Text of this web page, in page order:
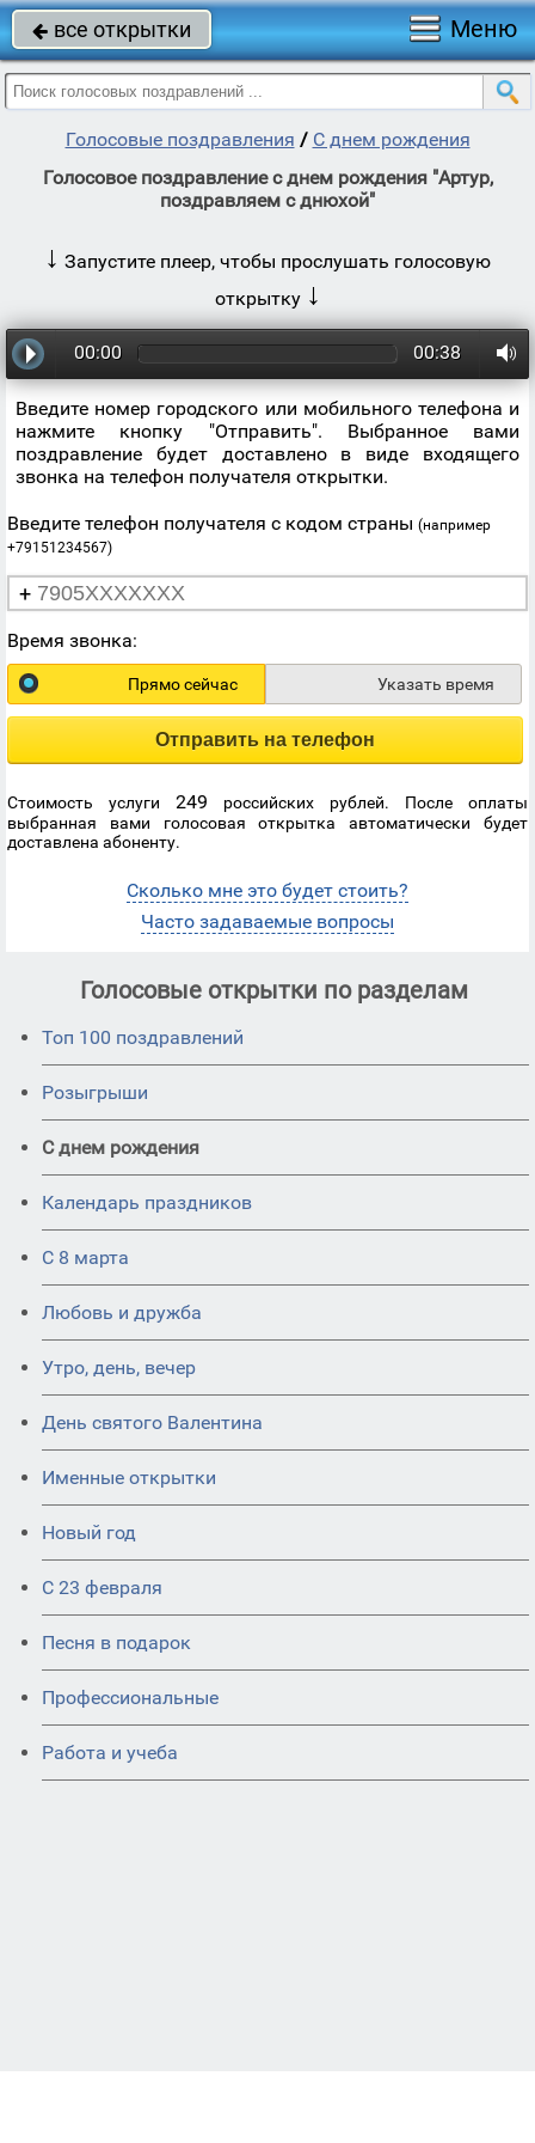
 все открытки Меню
Голосовые поздравления / С днем рождения
Голосовое поздравление с днем рождения "Артур,
поздравляем с днюхой"
↓ Запустите плеер, чтобы прослушать голосовую
открытку ↓
00:00 00:38
Введите номер городского или мобильного телефона и
нажмите кнопку "Отправить". Выбранное вами
поздравление будет доставлено в виде входящего
звонка на телефон получателя открытки.
Введите телефон получателя с кодом страны (например
+79151234567)
+
Время звонка:
Прямо сейчас Указать время
Отправить на телефон
Стоимость услуги 249 российских рублей. После оплаты
выбранная вами голосовая открытка автоматически будет
доставлена абоненту.
Сколько мне это будет стоить?
Часто задаваемые вопросы
Голосовые открытки по разделам
Топ 100 поздравлений
Розыгрыши
С днем рождения
Календарь праздников
С 8 марта
Любовь и дружба
Утро, день, вечер
День святого Валентина
Именные открытки
Новый год
С 23 февраля
Песня в подарок
Профессиональные
Работа и учеба